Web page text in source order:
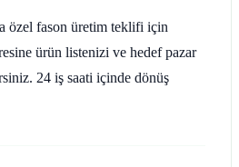
özel fason üretim teklifi için
ürün listenizi ve hedef pazar
24 iş saati içinde dönüş